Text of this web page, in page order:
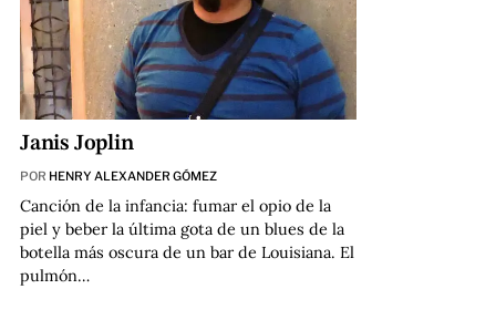
Janis Joplin
POR HENRY ALEXANDER GÓMEZ
Canción de la infancia: fumar el opio de la
piel y beber la última gota de un blues de la
botella más oscura de un bar de Louisiana. El
pulmón…